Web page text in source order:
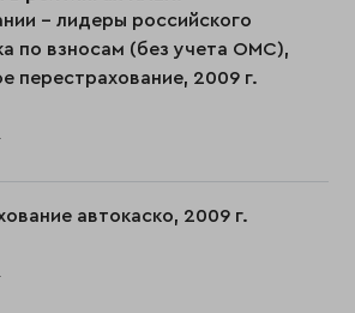
- лидеры российского
по взносам (без учета ОМС),
перестрахование, 2009 г.
автокаско, 2009 г.